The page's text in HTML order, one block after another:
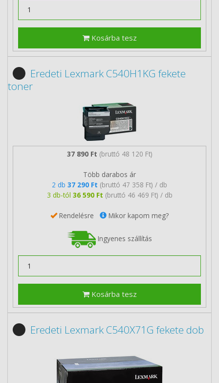
Kosárba tesz
Eredeti Lexmark C540H1KG fekete
toner
37 890 Ft (bruttó 48 120 Ft)
Több darabos ár
2 db 37 290 Ft (bruttó 47 358 Ft) / db
3 db-tól 36 590 Ft (bruttó 46 469 Ft) / db
Rendelésre Mikor kapom meg?
Ingyenes szállítás
Kosárba tesz
Eredeti Lexmark C540X71G fekete dob